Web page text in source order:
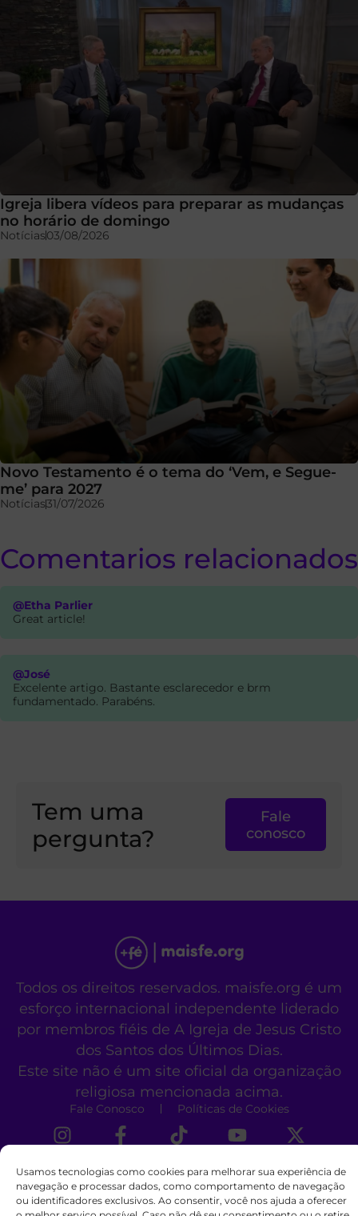
Usamos tecnologias como cookies para melhorar sua experiência de
navegação e processar dados, como comportamento de navegação
ou identificadores exclusivos. Ao consentir, você nos ajuda a oferecer
Igreja libera vídeos para preparar as mudanças
no horário de domingo
Notícias03/08/2026
Novo Testamento é o tema do ‘Vem, e Segue-
me’ para 2027
Notícias31/07/2026
Comentarios relacionados
@Etha Parlier
Great article!
@José
Excelente artigo. Bastante esclarecedor e brm
fundamentado. Parabéns.
Tem uma
pergunta?
Fale
conosco
Todos os direitos reservados. maisfe.org é um
esforço internacional independente liderado
por membros fiéis de A Igreja de Jesus Cristo
dos Santos dos Últimos Dias.
Este site não é um site oficial da organização
religiosa mencionada acima.
Fale Conosco Políticas de Cookies